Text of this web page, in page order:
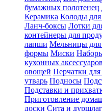
бумажных полотенец
Керамика Колоды для
Ланч-боксы Лотки
контейнеры для
лапши Мельницы для
формы Миски
кухонных аксессуаров
овощей Перчатки
утварь Подносы
Подставки и
Приготовление
доски Сита и